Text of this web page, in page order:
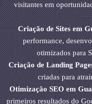
visitantes em
Criação de Sites em
performance,
otimizados para
Criação de Landing
criadas para
Otimização SEO em
primeiros resultados do